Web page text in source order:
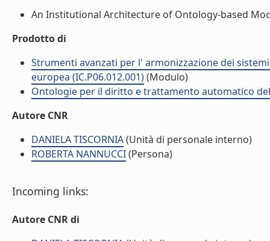
An Institutional Architecture of Ontology-based
Prodotto di
Strumenti avanzati per l' armonizzazione dei
europea (IC.P06.012.001)(Modulo)
Ontologie per il diritto e trattamento automatico
Autore CNR
DANIELA TISCORNIA(Unità di personale interno)
ROBERTA NANNUCCI(Persona)
Incoming links:
Autore CNR di